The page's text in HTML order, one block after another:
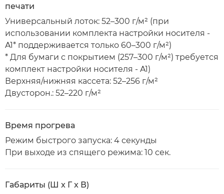
печати
Универсальный лоток: 52–300 г/м² (при
использовании комплекта настройки носителя -
A1* поддерживается только 60–300 г/м²)
* Для бумаги с покрытием (257–300 г/м²) требуется
комплект настройки носителя - A1)
Верхняя/нижняя кассета: 52–256 г/м²
Двусторон.: 52–220 г/м²
Время прогрева
Режим быстрого запуска: 4 секунды
При выходе из спящего режима: 10 сек.
Габариты (Ш x Г x В)